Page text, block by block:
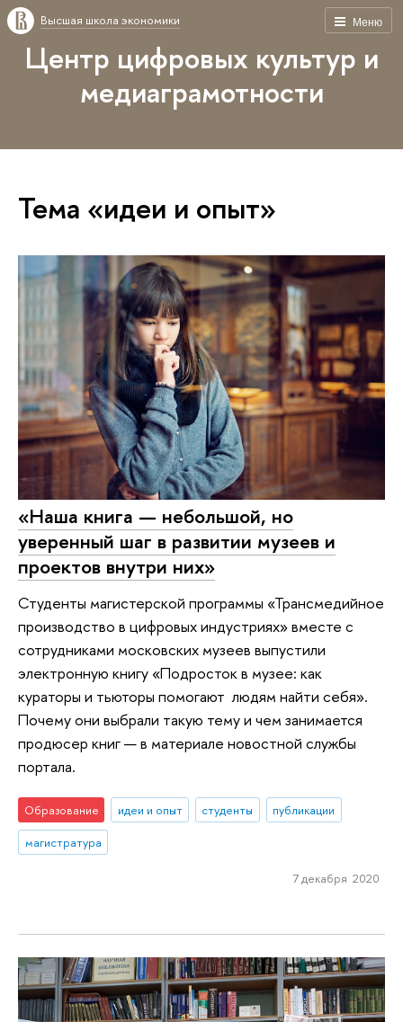
Меню
Высшая школа экономики
Центр цифровых культур и
медиаграмотности
Тема «идеи и опыт»
«Наша книга — небольшой, но
уверенный шаг в развитии музеев и
проектов внутри них»
Студенты магистерской программы «Трансмедийное
производство в цифровых индустриях» вместе с
сотрудниками московских музеев выпустили
электронную книгу «Подросток в музее: как
кураторы и тьюторы помогают людям найти себя».
Почему они выбрали такую тему и чем занимается
продюсер книг — в материале новостной службы
портала.
Образование идеи и опыт студенты
публикации
магистратура
7 декабря 2020